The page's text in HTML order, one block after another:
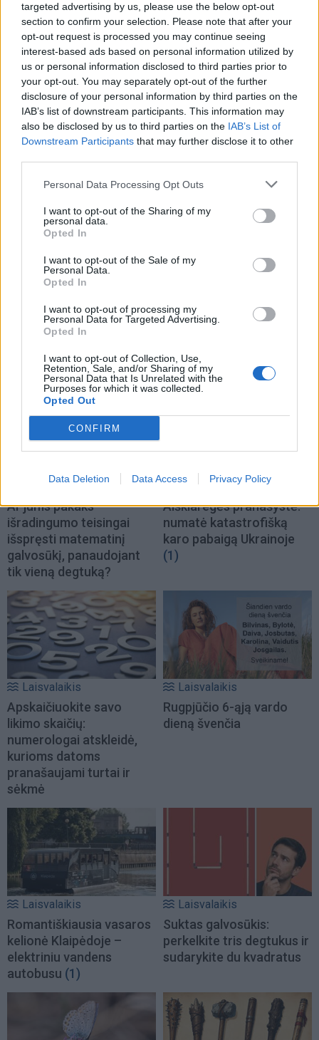
targeted advertising by us, please use the below opt-out
section to confirm your selection. Please note that after your
opt-out request is processed you may continue seeing
interest-based ads based on personal information utilized by
us or personal information disclosed to third parties prior to
your opt-out. You may separately opt-out of the further
disclosure of your personal information by third parties on the
IAB’s list of downstream participants. This information may
also be disclosed by us to third parties on the IAB’s List of
Downstream Participants that may further disclose it to other
Personal Data Processing Opt Outs
I want to opt-out of the Sharing of my
personal data.
Opted In
I want to opt-out of the Sale of my
Personal Data.
Opted In
I want to opt-out of processing my
Personal Data for Targeted Advertising.
Opted In
I want to opt-out of Collection, Use,
Retention, Sale, and/or Sharing of my
Personal Data that Is Unrelated with the
Purposes for which it was collected.
Opted Out
CONFIRM
Data Deletion Data Access Privacy Policy
Sutinku sutaisyklėmis
This site is protected by
reCAPTCHA and the Google
Privacy Policy and Terms of
Service apply.
TAIP PAT SKAITYKITE
Laisvalaikis
Ar jums pakaks
išradingumo teisingai
išspręsti matematinį
galvosūkį, panaudojant
tik vieną degtuką?
Laisvalaikis
Aiškiaregės pranašystė:
numatė katastrofišką
karo pabaigą Ukrainoje
(1)
Laisvalaikis
Apskaičiuokite savo
likimo skaičių:
numerologai atskleidė,
kurioms datoms
pranašaujami turtai ir
sėkmė
Laisvalaikis
Rugpjūčio 6-ąją vardo
dieną švenčia
Laisvalaikis
Romantiškiausia vasaros
kelionė Klaipėdoje –
elektriniu vandens
autobusu (1)
Laisvalaikis
Suktas galvosūkis:
perkelkite tris degtukus ir
sudarykite du kvadratus